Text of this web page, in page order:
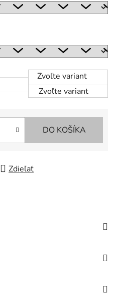
Zvoľte variant
Zvoľte variant
DO KOŠÍKA
Zdieľať